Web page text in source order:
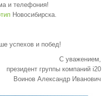
и телефония!
Новосибирска.
успехов и побед!
С уважением,
президент группы компаний i20
Воинов Александр Иванович